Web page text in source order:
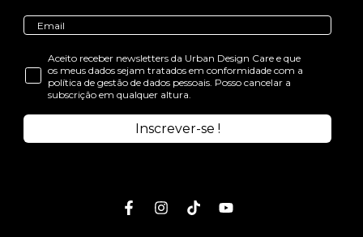
Aceito receber newsletters da Urban Design Care e que
os meus dados sejam tratados em conformidade com a
política de gestão de dados pessoais. Posso cancelar a
subscrição em qualquer altura.
Inscrever-se !
FacebookInstagramTikTokYoutube